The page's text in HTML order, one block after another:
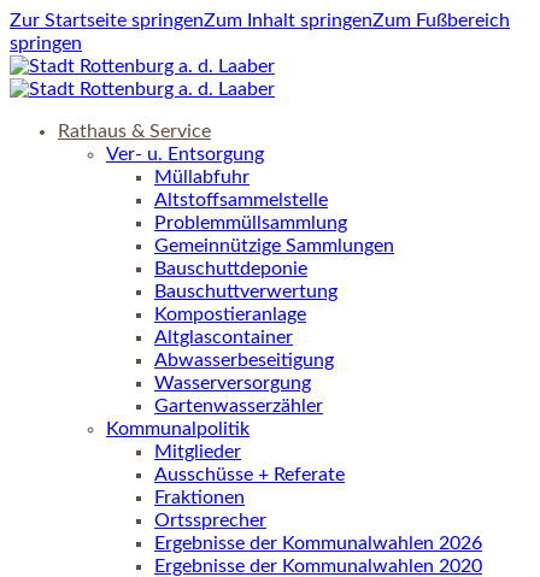
Zur Startseite springenZum Inhalt springenZum Fußbereich
springen
Rathaus & Service
Ver- u. Entsorgung
Müllabfuhr
Altstoffsammelstelle
Problemmüllsammlung
Gemeinnützige Sammlungen
Bauschuttdeponie
Bauschuttverwertung
Kompostieranlage
Altglascontainer
Abwasserbeseitigung
Wasserversorgung
Gartenwasserzähler
Kommunalpolitik
Mitglieder
Ausschüsse + Referate
Fraktionen
Ortssprecher
Ergebnisse der Kommunalwahlen 2026
Ergebnisse der Kommunalwahlen 2020